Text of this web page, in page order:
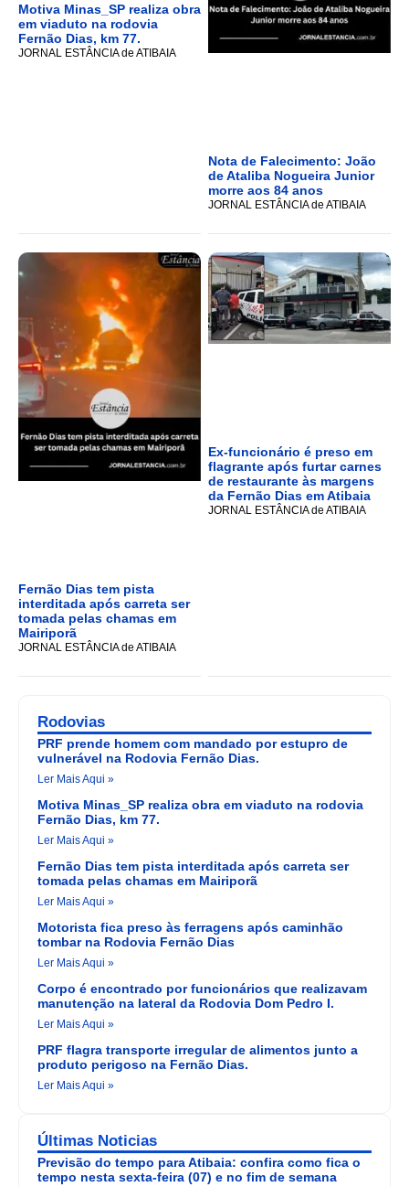
Motiva Minas_SP realiza obra
em viaduto na rodovia
Fernão Dias, km 77.
JORNAL ESTÂNCIA de ATIBAIA
Nota de Falecimento: João
de Ataliba Nogueira Junior
morre aos 84 anos
JORNAL ESTÂNCIA de ATIBAIA
Fernão Dias tem pista
interditada após carreta ser
tomada pelas chamas em
Mairiporã
JORNAL ESTÂNCIA de ATIBAIA
Ex-funcionário é preso em
flagrante após furtar carnes
de restaurante às margens
da Fernão Dias em Atibaia
JORNAL ESTÂNCIA de ATIBAIA
Rodovias
PRF prende homem com mandado por estupro de
vulnerável na Rodovia Fernão Dias.
Ler Mais Aqui »
Motiva Minas_SP realiza obra em viaduto na rodovia
Fernão Dias, km 77.
Ler Mais Aqui »
Fernão Dias tem pista interditada após carreta ser
tomada pelas chamas em Mairiporã
Ler Mais Aqui »
Motorista fica preso às ferragens após caminhão
tombar na Rodovia Fernão Dias
Ler Mais Aqui »
Corpo é encontrado por funcionários que realizavam
manutenção na lateral da Rodovia Dom Pedro I.
Ler Mais Aqui »
PRF flagra transporte irregular de alimentos junto a
produto perigoso na Fernão Dias.
Ler Mais Aqui »
Últimas Noticias
Previsão do tempo para Atibaia: confira como fica o
tempo nesta sexta-feira (07) e no fim de semana